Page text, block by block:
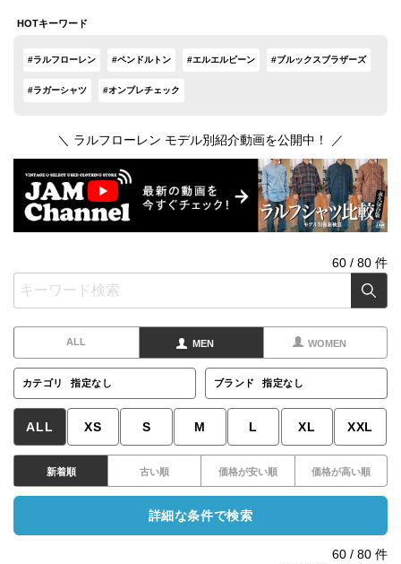
HOTキーワード
#ラルフローレン #ペンドルトン #エルエルビーン #ブルックスブラザーズ
#ラガーシャツ #オンブレチェック
＼ ラルフローレン モデル別紹介動画を公開中！ ／
60 / 80 件
ALL MEN WOMEN
カテゴリ 指定なし ブランド 指定なし
ALL XS S M L XL XXL
新着順 古い順 価格が安い順 価格が高い順
詳細な条件で検索
60 / 80 件